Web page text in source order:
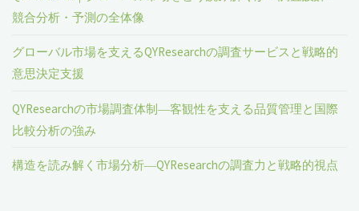
競合分析・予測の全体像
グローバル市場を支えるQYResearchの調査サービスと戦略的
意思決定支援
QYResearchの市場調査体制―客観性を支える品質管理と国際
比較分析の強み
構造を読み解く市場分析―QYResearchの調査力と戦略的視点